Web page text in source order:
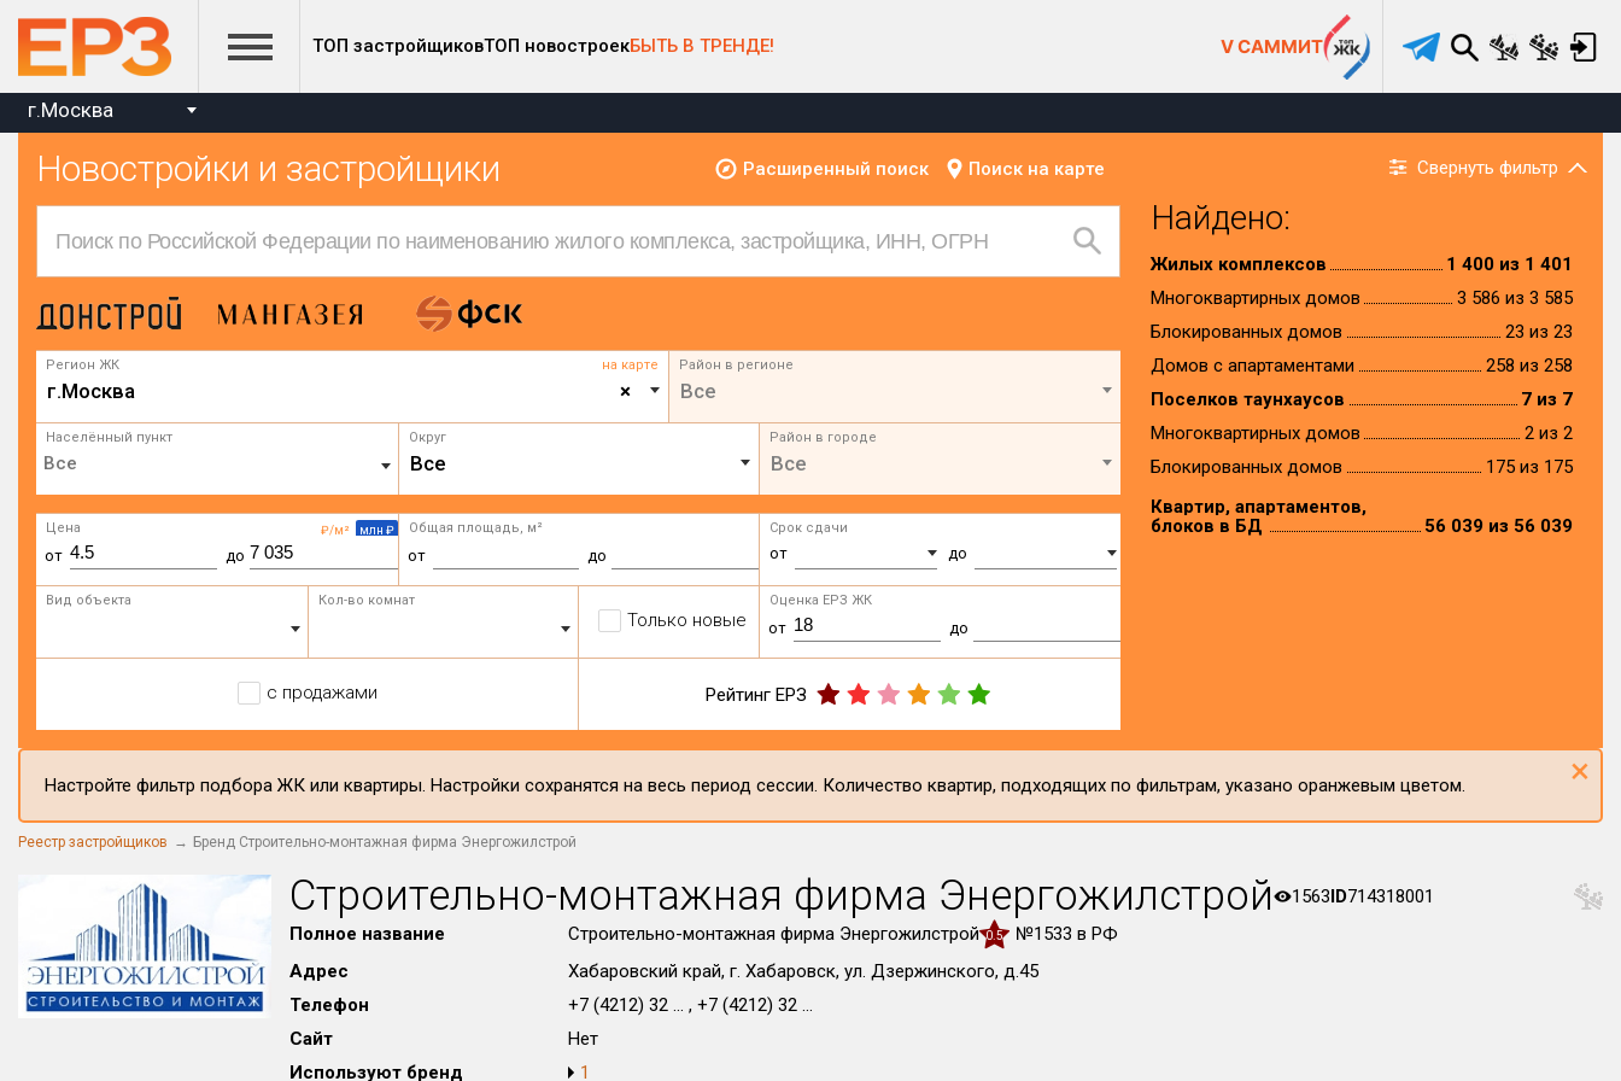
ТОП застройщиковТОП новостроекБЫТЬ В ТРЕНДЕ! V САММИТ
г.Москва
Новостройки и застройщики Расширенный поиск Поиск на карте Свернуть фильтр
Регион ЖК на карте
×
г.Москва
Район в регионе
Все
Населённый пункт Округ
Все
Район в городе
Все
₽/м² млн ₽
Цена
от до
Общая площадь, м²
от до
Срок сдачи
от до
Вид объекта Кол-во комнат
Только новые
Оценка ЕРЗ ЖК
от до
с продажами Рейтинг ЕРЗ
Найдено:
Жилых комплексов
1 400 из 1 401
Многоквартирных домов
3 586 из 3 585
Блокированных домов
23 из 23
Домов с апартаментами
258 из 258
Поселков таунхаусов
7 из 7
Многоквартирных домов
2 из 2
Блокированных домов
175 из 175
Квартир, апартаментов,
блоков в БД
56 039 из 56 039
Настройте фильтр подбора ЖК или квартиры. Настройки сохранятся на весь период сессии. Количество квартир, подходящих по фильтрам, указано оранжевым цветом. ×
Реестр застройщиков Бренд Строительно-монтажная фирма Энергожилстрой
Строительно-монтажная фирма Энергожилстрой 1563ID714318001
Полное название
Строительно-монтажная фирма Энергожилстрой 0.5
№1533 в РФ
Адрес
Хабаровский край, г. Хабаровск, ул. Дзержинского, д.45
Телефон
+7 (4212) 32 ... , +7 (4212) 32 ...
Сайт
Нет
Используют бренд
1